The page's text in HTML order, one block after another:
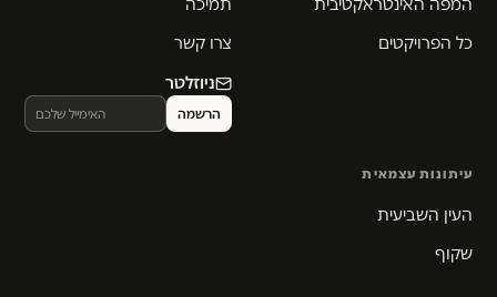
כל הפרויקטים
צרו קשר
ניוזלטר
עיתונות עצמאית
העין השביעית
שקוף